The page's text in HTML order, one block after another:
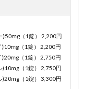
)50mg（1錠） 2,200円
)10mg（1錠） 2,200円
)20mg（1錠） 2,750円
)10mg（1錠） 2,750円
)20mg（1錠） 3,300円